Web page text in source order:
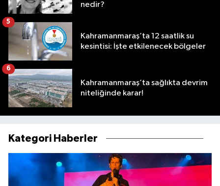
nedir?
Kahramanmaraş’ta 12 saatlik su
kesintisi: İşte etkilenecek bölgeler
5
Kahramanmaraş’ta sağlıkta devrim
niteliğinde karar!
6
Kategori Haberler